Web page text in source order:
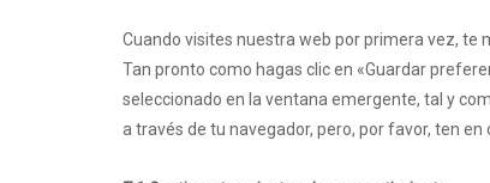
Cuando visites nuestra web por primera vez, te
Tan pronto como hagas clic en «Guardar
seleccionado en la ventana emergente, tal y
a través de tu navegador, pero, por favor, ten